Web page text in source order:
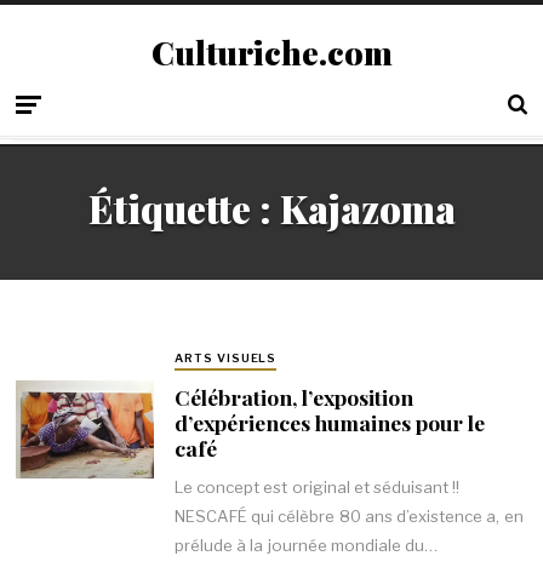
Culturiche.com
Étiquette : Kajazoma
ARTS VISUELS
Célébration, l’exposition
d’expériences humaines pour le
café
Le concept est original et séduisant !!
NESCAFÉ qui célèbre 80 ans d’existence a, en
prélude à la journée mondiale du…